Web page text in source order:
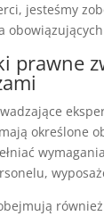
jesteśmy
prawne
określone